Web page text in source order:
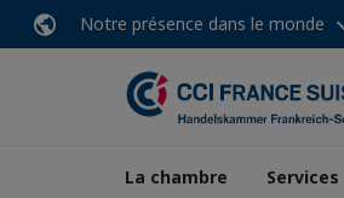
Notre présence dans le monde
La chambre Services